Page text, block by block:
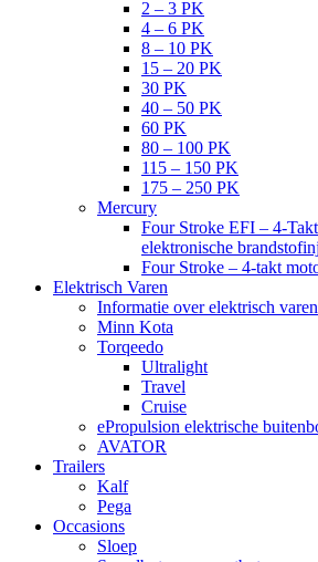
2 – 3 PK
4 – 6 PK
8 – 10 PK
15 – 20 PK
30 PK
40 – 50 PK
60 PK
80 – 100 PK
115 – 150 PK
175 – 250 PK
Mercury
Four Stroke EFI – 4-
elektronische
Four Stroke – 4-takt
Elektrisch Varen
Informatie over elektrisch varen
Minn Kota
Torqeedo
Ultralight
Travel
Cruise
ePropulsion elektrische
AVATOR
Trailers
Kalf
Pega
Occasions
Sloep